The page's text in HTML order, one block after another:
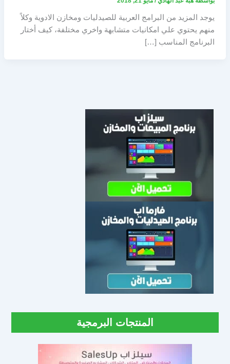
يوجد المزيد من البرامج العربية للصيدليات ومخازن الادوية وكلاً
منهم يحتوي علي امكانيات متشابهة واخري مختلفة، كيف أختار
البرنامج المناسب […]
المنتجات البرمجية